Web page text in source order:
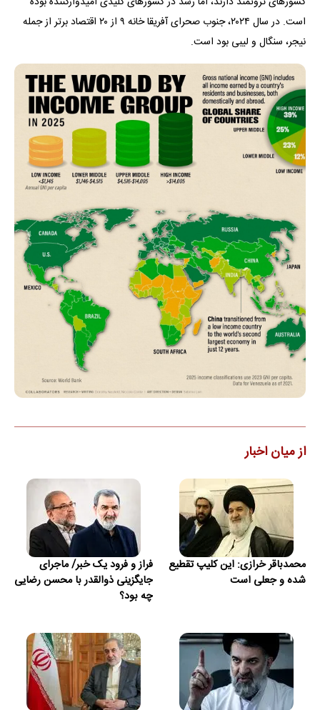
است. در سال ۲۰۲۴، جنوب صحرای آفریقا خانه ۹ از ۲۰ اقتصاد برتر از جمله
نیجر، سنگال و لیبی بود است.
از میان اخبار
محمدباقر خرازی: این کلیپ تقطیع
شده و جعلی است
فراز و فرود یک خبر/ ماجرای
جایگزینی ذوالقدر با محسن رضایی
چه بود؟